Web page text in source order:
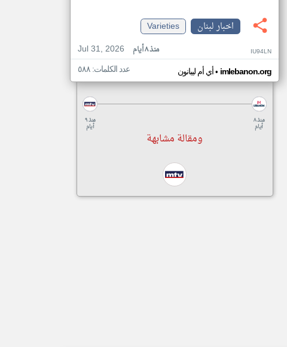
اخبار لبنان
Varieties
Jul 31, 2026
منذ ٨ أيام IU94LN
أي أم ليبانون• imlebanon.org عدد الكلمات: ٥٨٨
منذ ٩
أيام
منذ ٨
أيام
ومقالة مشابهة